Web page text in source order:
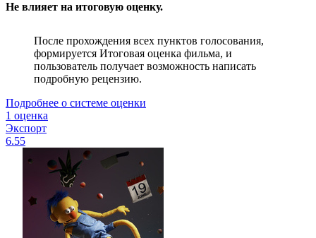
Не влияет на итоговую оценку.
После прохождения всех пунктов голосования,
формируется Итоговая оценка фильма, и
пользователь получает возможность написать
подробную рецензию.
Подробнее о системе оценки
1 оценка
Экспорт
6.55